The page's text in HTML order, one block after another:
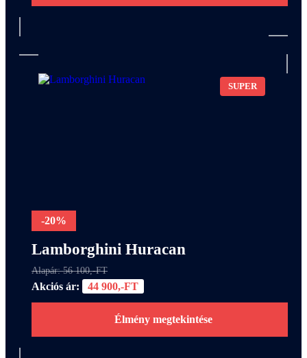
SUPER
-20%
Lamborghini Huracan
Alapár: 56 100,-FT
Akciós ár: 44 900,-FT
Élmény megtekintése